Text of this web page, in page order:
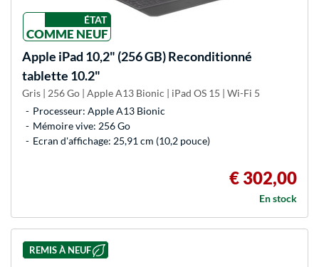
ÉTAT
COMME NEUF
Apple iPad 10,2" (256 GB) Reconditionné
tablette 10.2"
Gris | 256 Go | Apple A13 Bionic | iPad OS 15 | Wi-Fi 5
Processeur: Apple A13 Bionic
Mémoire vive: 256 Go
Ecran d'affichage: 25,91 cm (10,2 pouce)
€ 302,00
En stock
REMIS À NEUF